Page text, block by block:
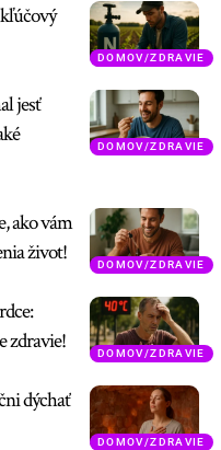
DOMOV/ZDRAVIE
DOMOV/ZDRAVIE
jesť
DOMOV/ZDRAVIE
ako vám
život!
DOMOV/ZDRAVIE
zdravie!
DOMOV/ZDRAVIE
dýchať